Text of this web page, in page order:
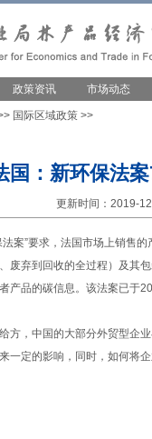
政策资讯 市场动态
国际区域政策 >>
国：新环保法
更新时间：2019-
案”要求，法国市场上销售
废弃到回收的全过程）及其
产品的碳信息。该法案已于
方，中国的大部分外贸型企
一定的影响，同时，如何将